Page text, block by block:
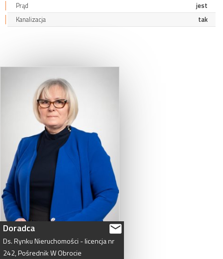
Prąd
jest
Kanalizacja
tak
Doradca
Ds.RynkuNieruchomości -licencjanr
242,PośrednikWObrocie